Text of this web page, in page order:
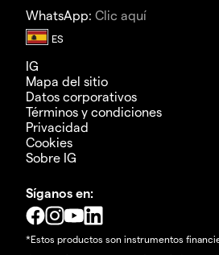
WhatsApp: Clic aquí
IG
Mapa del sitio
Datos corporativos
Términos y condiciones
Privacidad
Cookies
Sobre IG
Síganos en:
*Estos productos son instrumentos